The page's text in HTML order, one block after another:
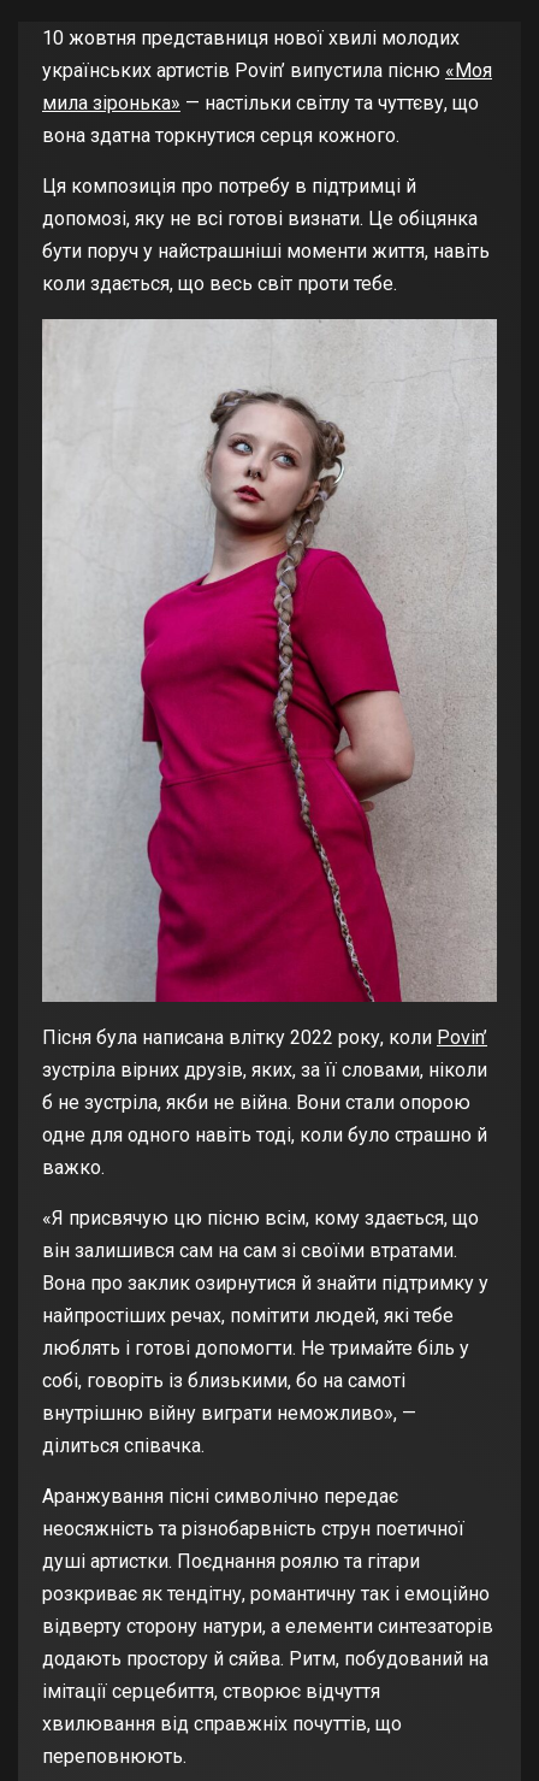
10 жовтня представниця нової хвилі молодих
українських артистів Povin’ випустила пісню «Моя
мила зіронька» — настільки світлу та чуттєву, що
вона здатна торкнутися серця кожного.
Ця композиція про потребу в підтримці й
допомозі, яку не всі готові визнати. Це обіцянка
бути поруч у найстрашніші моменти життя, навіть
коли здається, що весь світ проти тебе.
Пісня була написана влітку 2022 року, коли Povin’
зустріла вірних друзів, яких, за її словами, ніколи
б не зустріла, якби не війна. Вони стали опорою
одне для одного навіть тоді, коли було страшно й
важко.
«Я присвячую цю пісню всім, кому здається, що
він залишився сам на сам зі своїми втратами.
Вона про заклик озирнутися й знайти підтримку у
найпростіших речах, помітити людей, які тебе
люблять і готові допомогти. Не тримайте біль у
собі, говоріть із близькими, бо на самоті
внутрішню війну виграти неможливо», —
ділиться співачка.
Аранжування пісні символічно передає
неосяжність та різнобарвність струн поетичної
душі артистки. Поєднання роялю та гітари
розкриває як тендітну, романтичну так і емоційно
відверту сторону натури, а елементи синтезаторів
додають простору й сяйва. Ритм, побудований на
імітації серцебиття, створює відчуття
хвилювання від справжніх почуттів, що
переповнюють.